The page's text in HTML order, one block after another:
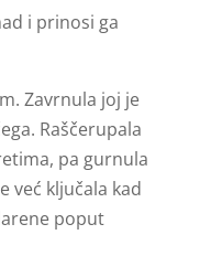
i prinosi ga
Zavrnula joj je
Raščerupala
pa gurnula
već ključala kad
poput